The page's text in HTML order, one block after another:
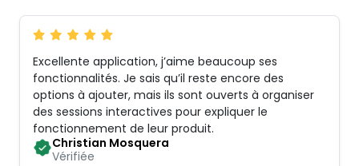
Excellente application, j’aime beaucoup ses
fonctionnalités. Je sais qu’il reste encore des
options à ajouter, mais ils sont ouverts à organiser
des sessions interactives pour expliquer le
fonctionnement de leur produit.
Christian Mosquera
Vérifiée